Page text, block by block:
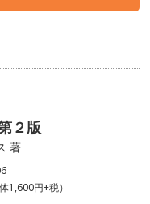
２版
著
1,600円+税）